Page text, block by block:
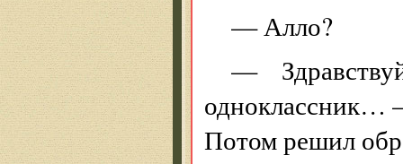
— Алло?
—
одноклассник…
Потом решил